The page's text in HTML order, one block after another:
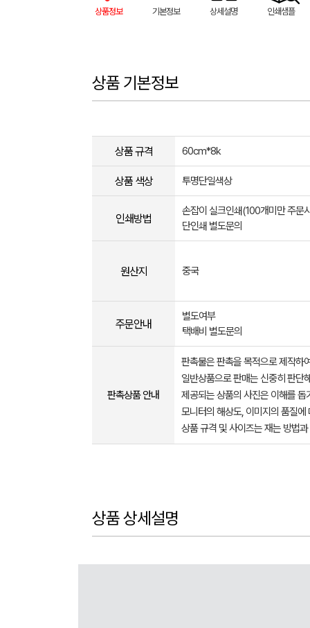
상품정보 기본정보 상세설명 인쇄샘플
상품 기본정보
상품 규격 60cm*8k
상품 색상 투명단일색상
인쇄방법
손잡이 실크인쇄(100개미만 주문
단인쇄 별도문의
원산지 중국
주문안내
별도여부
택배비 별도문의
판촉상품 안내
판촉물은 판촉을 목적으로 제작하
일반상품으로 판매는 신중히 판단
제공되는 상품의 사진은 이해를
모니터의 해상도, 이미지의 품질
상품 규격 및 사이즈는 재는 방법
상품 상세설명